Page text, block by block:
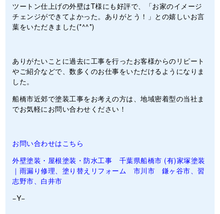
ツートン仕上げの外壁はT様にも好評で、「お家のイメージ
チェンジができてよかった。ありがとう！」との嬉しいお言
葉をいただきました(*^^*)
ありがたいことに過去に工事を行ったお客様からのリピート
やご紹介などで、数多くのお仕事をいただけるようになりま
した。
船橋市近郊で塗装工事をお考えの方は、地域密着型の当社ま
でお気軽にお問い合わせください！
お問い合わせはこちら
外壁塗装・屋根塗装・防水工事 千葉県船橋市 (有)家塚塗装
｜雨漏り修理、塗り替えリフォーム 市川市 鎌ヶ谷市、習
志野市、白井市
−Y−